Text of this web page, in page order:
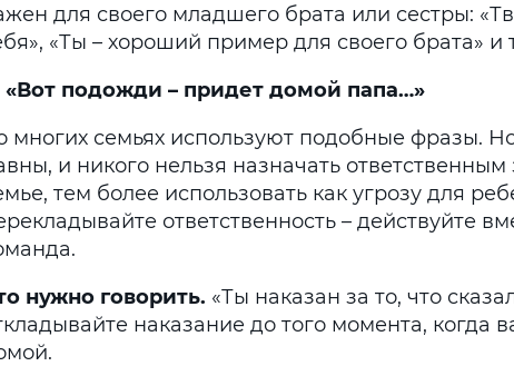
для своего младшего брата или сестры:
«Ты – хороший пример для своего брата» и
«Вот подожди – придет домой папа…»
многих семьях используют подобные фразы.
и никого нельзя назначать
тем более использовать как угрозу для
ответственность – действуйте
нужно говорить. «Ты наказан за то, что
наказание до того момента, когда